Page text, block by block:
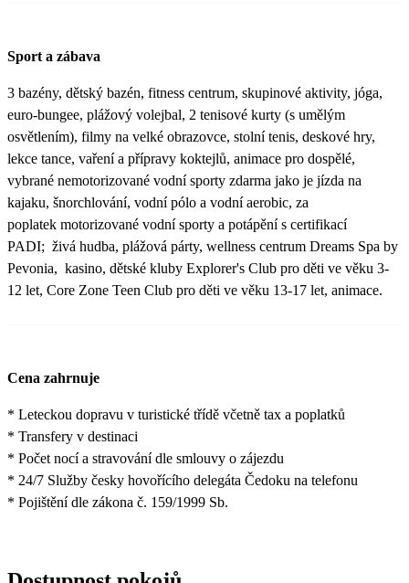
Sport a zábava
3 bazény, dětský bazén, fitness centrum, skupinové aktivity, jóga,
euro-bungee, plážový volejbal, 2 tenisové kurty (s umělým
osvětlením), filmy na velké obrazovce, stolní tenis, deskové hry,
lekce tance, vaření a přípravy koktejlů, animace pro dospělé,
vybrané nemotorizované vodní sporty zdarma jako je jízda na
kajaku, šnorchlování, vodní pólo a vodní aerobic, za
poplatek motorizované vodní sporty a potápění s certifikací
PADI; živá hudba, plážová párty, wellness centrum Dreams Spa by
Pevonia, kasino, dětské kluby Explorer's Club pro děti ve věku 3-
12 let, Core Zone Teen Club pro děti ve věku 13-17 let, animace.
Cena zahrnuje
* Leteckou dopravu v turistické třídě včetně tax a poplatků
* Transfery v destinaci
* Počet nocí a stravování dle smlouvy o zájezdu
* 24/7 Služby česky hovořícího delegáta Čedoku na telefonu
* Pojištění dle zákona č. 159/1999 Sb.